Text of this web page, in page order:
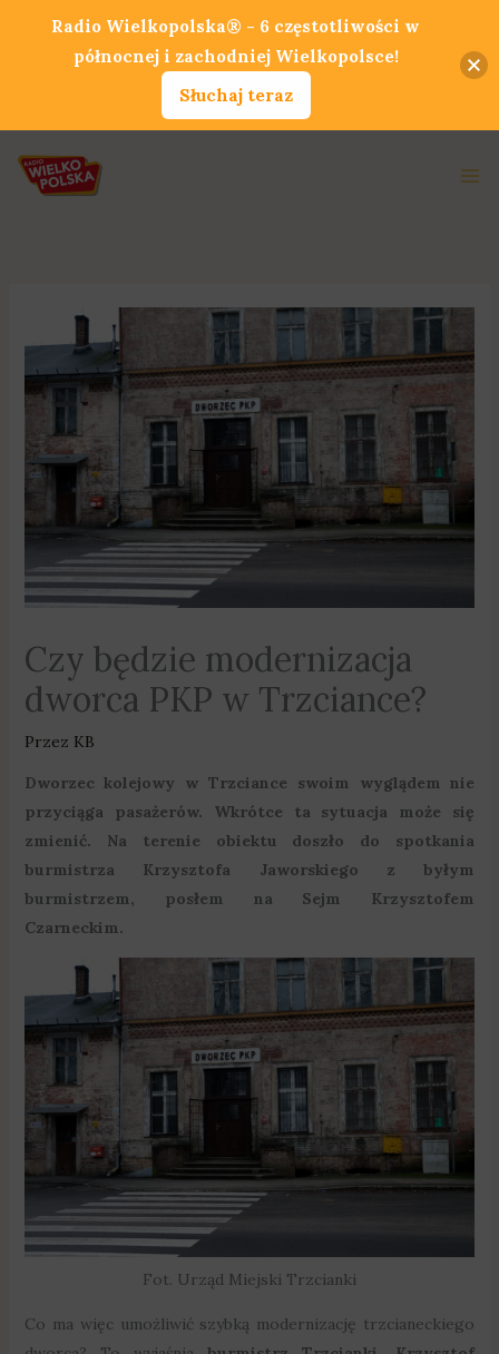
Czy będzie modernizacja
dworca PKP w Trzciance?
Przez KB
Dworzec kolejowy w Trzciance swoim wyglądem nie
przyciąga pasażerów. Wkrótce ta sytuacja może się
zmienić. Na terenie obiektu doszło do spotkania
burmistrza Krzysztofa Jaworskiego z byłym
burmistrzem, posłem na Sejm Krzysztofem
Czarneckim.
Fot. Urząd Miejski Trzcianki
Co ma więc umożliwić szybką modernizację trzcianeckiego
Radio Wielkopolska® - 6 częstotliwości w
północnej i zachodniej Wielkopolsce!
Słuchaj teraz